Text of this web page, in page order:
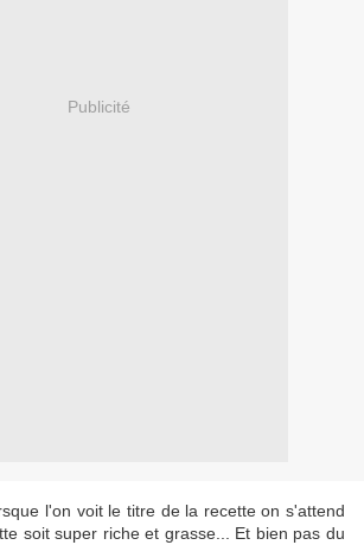
Publicité
l'on voit le titre de la recette on s'attend
soit super riche et grasse... Et bien pas du